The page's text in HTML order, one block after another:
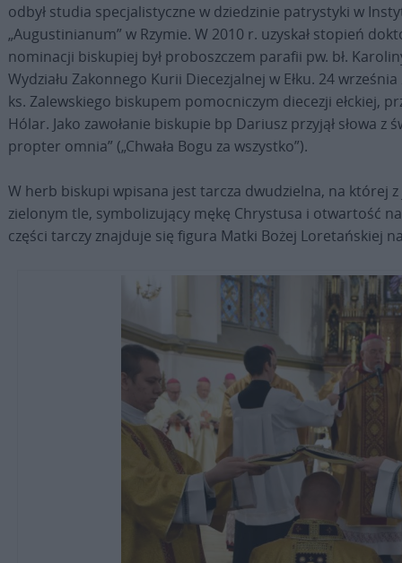
odbył studia specjalistyczne w dziedzinie patrystyki w
„Augustinianum” w Rzymie. W 2010 r. uzyskał stopień
nominacji biskupiej był proboszczem parafii pw. bł.
Wydziału Zakonnego Kurii Diecezjalnej w Ełku. 24
ks. Zalewskiego biskupem pomocniczym diecezji ełckiej,
Hólar. Jako zawołanie biskupie bp Dariusz przyjął słowa z
propter omnia” („Chwała Bogu za wszystko”).
W herb biskupi wpisana jest tarcza dwudzielna, na której
zielonym tle, symbolizujący mękę Chrystusa i otwartość
części tarczy znajduje się figura Matki Bożej Loretańskiej